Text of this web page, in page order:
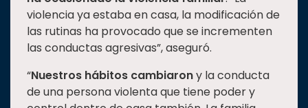
violencia ya estaba en casa, la modificación de
las rutinas ha provocado que se incrementen
las conductas agresivas”, aseguró.
“Nuestros hábitos cambiarony la conducta
de una persona violenta que tiene poder y